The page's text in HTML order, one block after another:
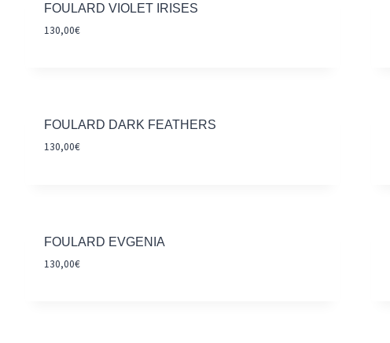
FOULARD VIOLET IRISES
130,00€
FOULARD DARK FEATHERS
130,00€
FOULARD EVGENIA
130,00€